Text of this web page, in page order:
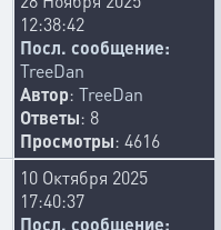
12:38:42
Посл. сообщение:
TreeDan
Автор: TreeDan
Ответы: 8
Просмотры: 4616
10 Октября 2025
17:40:37
Посл. сообщение: